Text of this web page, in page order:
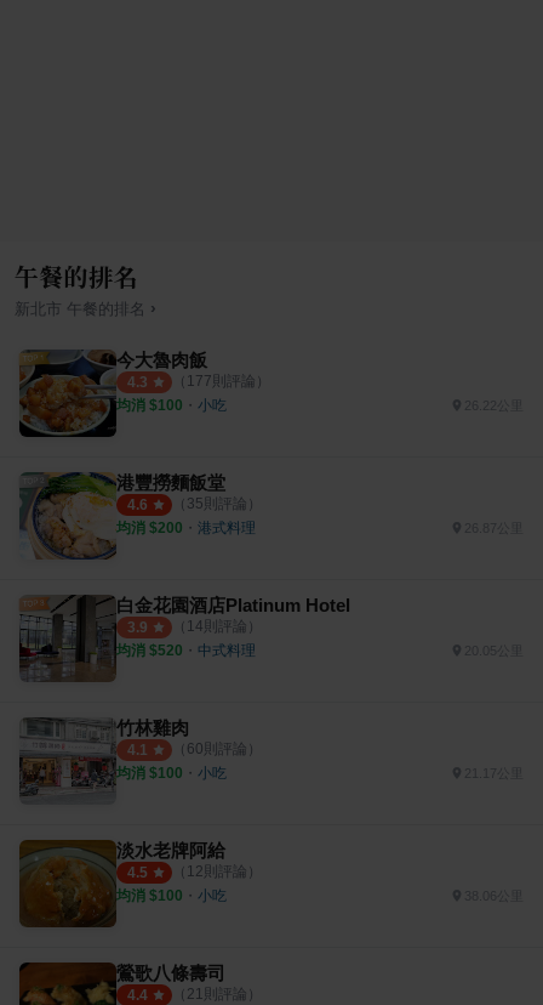
午餐的排名
新北市 午餐的排名 ›
今大魯肉飯
4.3 （ 177則評論）
均消 $100 ・ 小吃
港豐撈麵飯堂
4.6 （ 35則評論）
均消 $200 ・ 港式料理
白金花園酒店Platinum Hotel
3.9 （ 14則評論）
均消 $520 ・ 中式料理 20.05公里
竹林雞肉
4.1 （ 60則評論）
均消 $100 ・ 小吃
淡水老牌阿給
4.5 （ 12則評論）
均消 $100 ・ 小吃
鶯歌八條壽司
4.4 （ 21 則評論）